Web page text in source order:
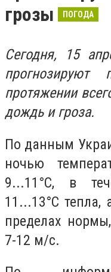
грозы
ПОГОДА
Сегодня, 15
прогнозируют
протяжении
дождь и гроза.
По данным
ночью
9...11°C, в
11...13°C тепла,
пределах
7-12 м/с.